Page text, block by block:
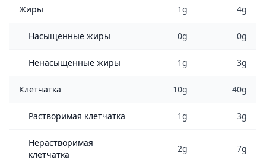
Жиры 1g 4g
Насыщенные жиры 0g 0g
Ненасыщенные жиры 1g 3g
Клетчатка 10g 40g
Растворимая клетчатка 1g 3g
Нерастворимая
клетчатка
2g 7g